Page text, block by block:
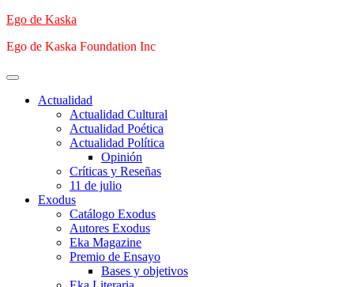
Saltar
contenido
Ego de Kaska
Ego de Kaska Foundation Inc
Menú
principalActualidad
Actualidad Cultural
Actualidad Poética
Actualidad Política
Opinión
Críticas y Reseñas
11 de julio
Exodus
Catálogo Exodus
Autores Exodus
Eka Magazine
Premio de Ensayo
Bases y objetivos